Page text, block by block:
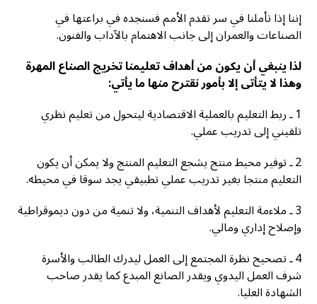
إننا إذا تأملنا في سر تقدم الأمم فسنجده في براعتها في
الصناعات والعمران إلى جانب الاهتمام بالآداب والفنون.
لذا ينبغي أن يكون من أهداف تعليمنا تخريج الصناع المهرة
وهذا لا يتأتى إلا بأمور نقترح منها ما يأتي:
1 ـ ربط التعليم بالعملية الاقتصادية ليتحول من تعليم نظري
تلقيني إلى تدريب عملي.
2 ـ توفير محيط منتج يشجع التعليم المنتج ولا يمكن أن يكون
التعليم منتجا بغير تدريب عملي تطبيقي يجد سوقا في محيطه.
3 ـ ملاءمة التعليم لأهداف التنمية، ولا تنمية من دون ديموقراطية
وإصلاح إداري ومالي.
4 ـ تصحيح نظرة المجتمع إلى العمل ليدرك الطالب والأسرة
شرف العمل اليدوي ويقدر الصانع المبدع كما يقدر صاحب
الشهادة العليا.